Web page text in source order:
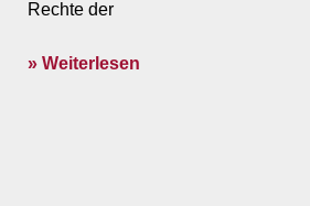
Rechte der
» Weiterlesen